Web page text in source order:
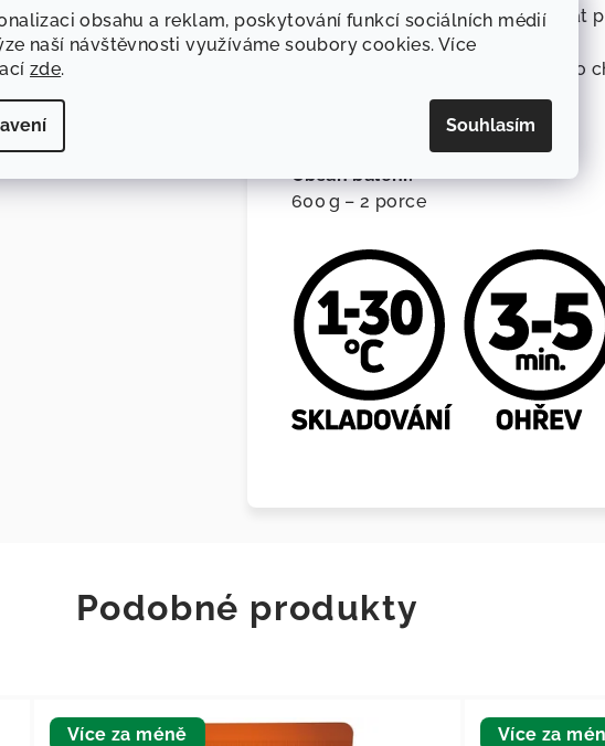
obsahu a reklam, poskytování funkcí sociálních médií
naší návštěvnosti využíváme soubory cookies. Více
zde.
Souhlasím
Neotevřený sáček: skladovat
Otevřený sáček: přemístit do
Obsah balení:
600 g – 2 porce
Podobné produkty
Více za méně Více za